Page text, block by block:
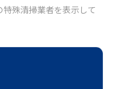
殊清掃業者を表示して